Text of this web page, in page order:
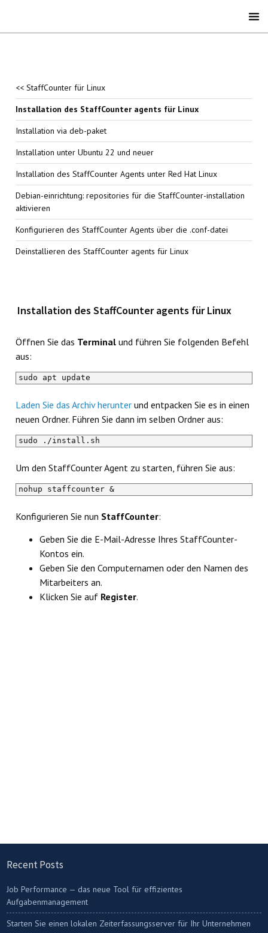
<< StaffCounter für Linux
Installation des StaffCounter agents für Linux
Installation via deb-paket
Installation unter Ubuntu 22 und neuer
Installation des StaffCounter Agents unter Red Hat Linux
Debian-einrichtung: repositories für die StaffCounter-installation
aktivieren
Konfigurieren des StaffCounter Agents über die .conf-datei
Deinstallieren des StaffCounter agents für Linux
Installation des StaffCounter agents für Linux
Öffnen Sie das Terminal und führen Sie folgenden Befehl
aus:
sudo apt update
Laden Sie das Archiv herunter und entpacken Sie es in einen
neuen Ordner. Führen Sie dann im selben Ordner aus:
sudo ./install.sh
Um den StaffCounter Agent zu starten, führen Sie aus:
nohup staffcounter &
Konfigurieren Sie nun StaffCounter:
Geben Sie die E-Mail-Adresse Ihres StaffCounter-
Kontos ein.
Geben Sie den Computernamen oder den Namen des
Mitarbeiters an.
Klicken Sie auf Register.
Recent Posts
Job Performance — das neue Tool für effizientes
Aufgabenmanagement
Starten Sie einen lokalen Zeiterfassungsserver für Ihr Unternehmen